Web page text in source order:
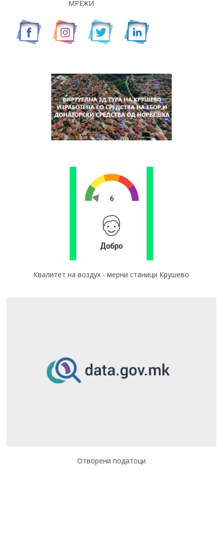
МРЕЖИ
Квалитет на воздух - мерни станици Крушево
Отворени податоци